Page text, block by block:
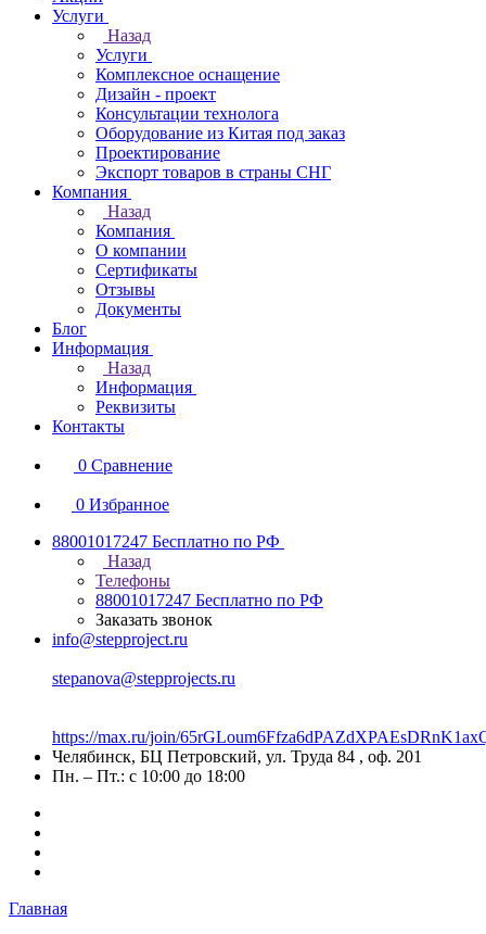
Услуги
Назад
Услуги
Комплексное оснащение
Дизайн - проект
Консультации технолога
Оборудование из Китая под заказ
Проектирование
Экспорт товаров в страны СНГ
Компания
Назад
Компания
О компании
Сертификаты
Отзывы
Документы
Блог
Информация
Назад
Информация
Реквизиты
Контакты
0 Сравнение
0 Избранное
88001017247 Бесплатно по РФ
Назад
Телефоны
88001017247 Бесплатно по РФ
Заказать звонок
info@stepproject.ru
stepanova@stepprojects.ru
https://max.ru/join/
Челябинск, БЦ Петровский, ул. Труда 84 , оф. 201
Пн. – Пт.: с 10:00 до 18:00
Главная